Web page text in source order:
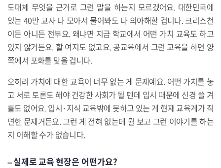
도대체 무엇을 근거로 그런 말을 하는지 모르겠어요. 대한민국에
있는 40만 교사 다 모아서 물어봐도 다 의아해할 겁니다. 크리스천
이든 아니든 전부요. 왜냐면 지금 학교에서 어떤 가치 교육도 하고
있지 않거든요. 할 여지도 없고요. 공교육에서 그런 교육을 하면 양
쪽에서 포화를 맞을 겁니다.
오히려 가치에 대한 교육이 너무 없는 게 문제예요. 어떤 가치를 놓
고 서로 토론도 해야 건강한 사회가 될 텐데 입시 때문에 신경 쓸 겨
를도 없어요. 입시·지식 교육밖에 못하고 있는 게 현재 교육계가 직
면한 문제거든요. 그런 게 전혀 없는데 뭘 보고 그런 이야기를 하는
지 이해할 수가 없습니다.
– 실제로 교육 현장은 어떤가요?